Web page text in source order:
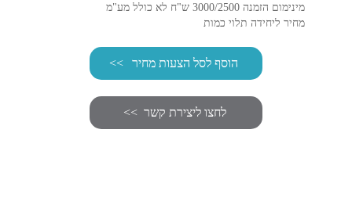
מינימום הזמנה 3000/2500 ש"ח לא כולל מע"מ
מחיר ליחידה תלוי כמות
הוסף לסל הצעות מחיר